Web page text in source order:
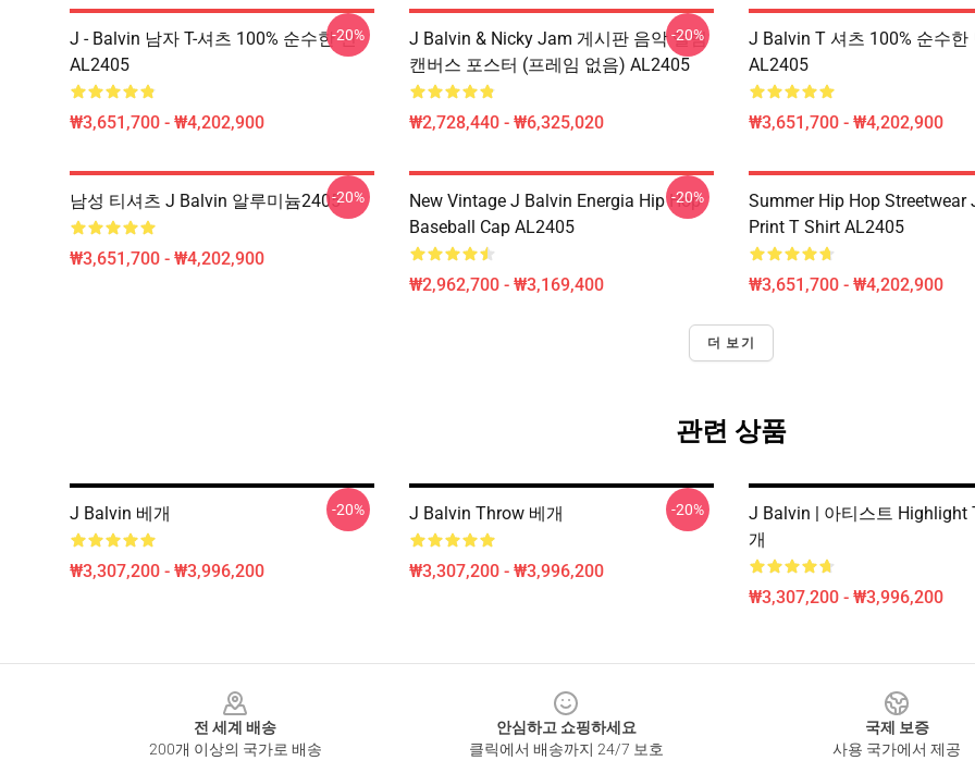
J - Balvin 남자 T-셔츠 100% 순수한 면
AL2405
₩3,651,700 - ₩4,202,900
-20%
J Balvin & Nicky Jam 게시판 음악 앨범
캔버스 포스터 (프레임 없음) AL2405
₩2,728,440 - ₩6,325,020
-20%
J Balvin T 셔츠 100% 순수
AL2405
₩3,651,700 - ₩4,202,900
남성 티셔츠 J Balvin 알루미늄2405
₩3,651,700 - ₩4,202,900
-20%
New Vintage J Balvin Energia Hip Hop
Baseball Cap AL2405
₩2,962,700 - ₩3,169,400
-20%
Summer Hip Hop Streetwear
Print T Shirt AL2405
₩3,651,700 - ₩4,202,900
더 보기
관련 상품
J Balvin 베개
₩3,307,200 - ₩3,996,200
-20% J Balvin Throw 베개
₩3,307,200 - ₩3,996,200
-20%
J Balvin | 아티스트 Highlight
개
₩3,307,200 - ₩3,996,200
전 세계 배송
200개 이상의 국가로 배송
안심하고 쇼핑하세요
클릭에서 배송까지 24/7 보호
국제 보증
사용 국가에서 제공